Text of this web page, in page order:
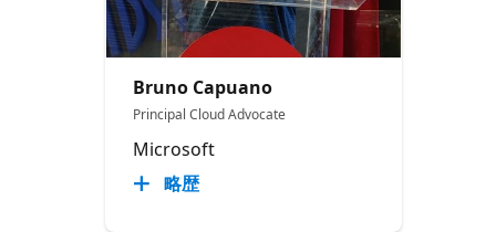
Bruno Capuano
Principal Cloud Advocate
Microsoft
略歴